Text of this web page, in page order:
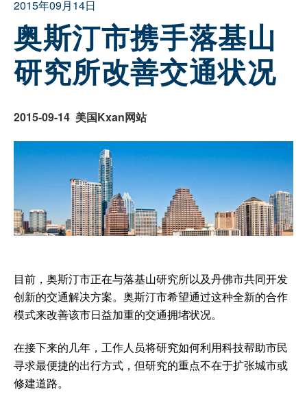
2015年09月14日
奥斯汀市携手落基山
研究所改善交通状况
2015-09-14 美国Kxan网站
目前，奥斯汀市正在与落基山研究所以及丹佛市共同开发
创新的交通解决方案。奥斯汀市希望通过这种全新的合作
模式来改善该市日益加重的交通拥堵状况。
在接下来的几年，工作人员将研究如何利用科技帮助市民
寻求最便捷的出行方式，但研究的重点不在于扩张城市或
修建道路。